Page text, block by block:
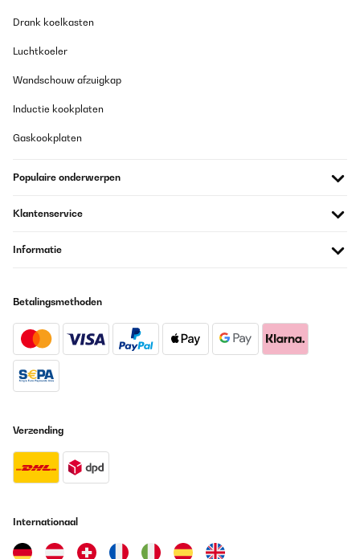
Drank koelkasten
Luchtkoeler
Wandschouw afzuigkap
Inductie kookplaten
Gaskookplaten
Populaire onderwerpen
Klantenservice
Informatie
Betalingsmethoden
Verzending
Internationaal